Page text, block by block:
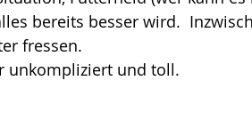
bereits besser wird.
fressen.
unkompliziert und toll.